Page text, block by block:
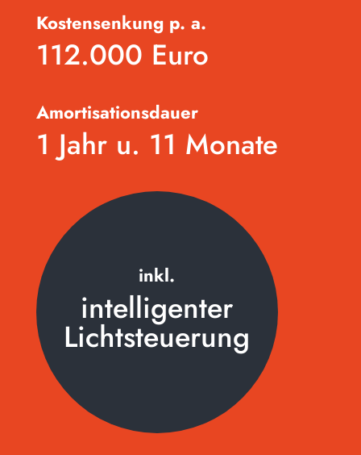
Kostensenkung p. a.
112.000 Euro
Amortisationsdauer
1 Jahr u. 11 Monate
inkl.
intelligenter
Lichtsteuerung